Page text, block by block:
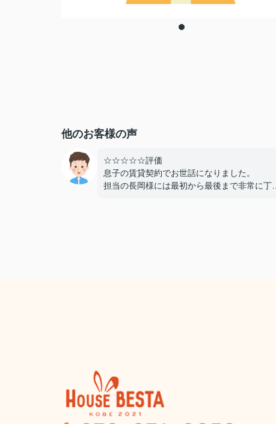
他のお客様の声
☆☆☆☆☆評価
息子の賃貸契約でお世話になりました。
担当の長岡様には最初から最後まで非常に丁寧